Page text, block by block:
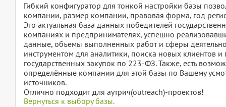
Гибкий конфигуратор для тонкой настройки базы
компании, размер компании, правовая форма, год
Это актуальная база данных победителей
компаниях и предпринимателях, успешно
данные, объемы выполненных работ и сферы
инструментом для аналитики, поиска новых клиентов
государственных закупок по 223-ФЗ. Также, есть
определённые компании для этой базы по Вашему
источников.
Отлично подходит для аутрич(outreach)-проектов!
Вернуться к выбору базы.